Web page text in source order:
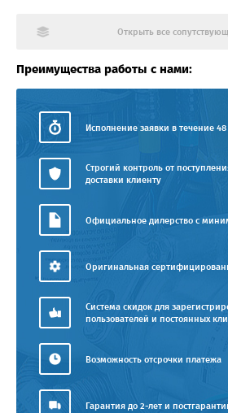
Открыть все
Преимущества работы с нами:
Исполнение заявки в течение 48
Строгий контроль от
доставки клиенту
Официальное дилерство с
Оригинальная
Система скидок для
пользователей и постоянных
Возможность отсрочки платежа
Гарантия до 2-лет и